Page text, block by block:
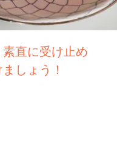
直に受け止め
しょう！